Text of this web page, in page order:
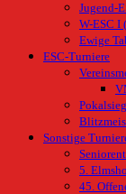
Jugend-
W-ESC I
Ewige
ESC-Turniere
Sonstige
5.
45.